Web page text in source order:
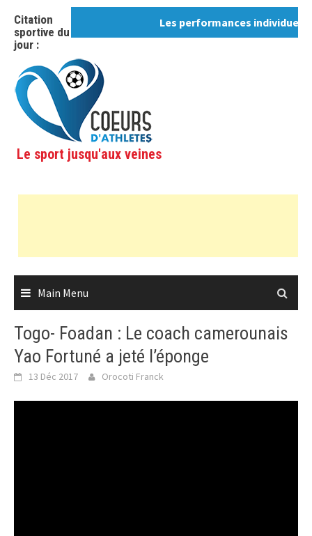
content
Citation
sportive du
jour :
Les performances individuelles, ce
Le sport jusqu'aux veines
Main Menu
Togo- Foadan : Le coach camerounais
Yao Fortuné a jeté l’éponge
13 Déc 2017 Orocoti Franck